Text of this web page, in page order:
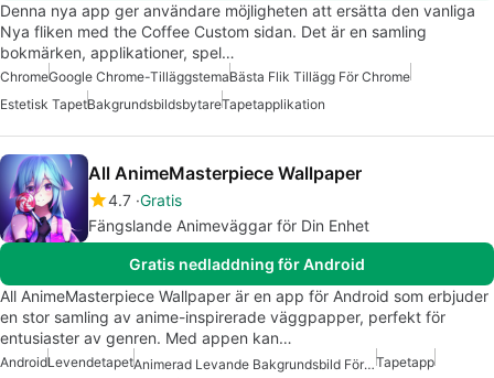
Denna nya app ger användare möjligheten att ersätta den vanliga
Nya fliken med the Coffee Custom sidan. Det är en samling
bokmärken, applikationer, spel…
ChromeGoogle Chrome-TilläggstemaBästa Flik Tillägg För Chrome
Estetisk TapetBakgrundsbildsbytareTapetapplikation
All AnimeMasterpiece Wallpaper
4.7 Gratis
Fängslande Animeväggar för Din Enhet
Gratis nedladdning för Android
All AnimeMasterpiece Wallpaper är en app för Android som erbjuder
en stor samling av anime-inspirerade väggpapper, perfekt för
entusiaster av genren. Med appen kan…
AndroidLevendetapet Animerad Levande Bakgrundsbild För AndroidTapetapp